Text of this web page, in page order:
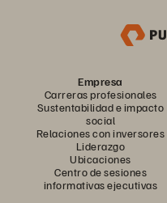
Empresa
Carreras profesionales
Sustentabilidad e impacto
social
Relaciones con inversores
Liderazgo
Ubicaciones
Centro de sesiones
informativas ejecutivas